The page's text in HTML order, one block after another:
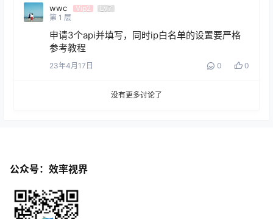
wwc Vip2
Lv7
第 1 层
申请3个api并填写，同时ip白名单的设置要严格
参考教程
23年4月17日 0 0
没有更多讨论了
公众号：效率视界